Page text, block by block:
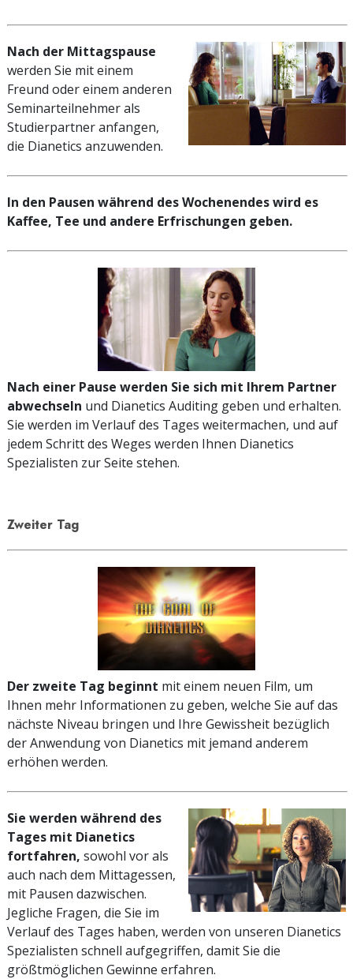
Nach der Mittagspause
werden Sie mit einem
Freund oder einem anderen
Seminarteilnehmer als
Studierpartner anfangen,
die Dianetics anzuwenden.
In den Pausen während des Wochenendes wird es
Kaffee, Tee und andere Erfrischungen geben.
Nach einer Pause werden Sie sich mit Ihrem Partner
abwechseln und Dianetics Auditing geben und erhalten.
Sie werden im Verlauf des Tages weitermachen, und auf
jedem Schritt des Weges werden Ihnen Dianetics
Spezialisten zur Seite stehen.
Zweiter Tag
Der zweite Tag beginnt mit einem neuen Film, um
Ihnen mehr Informationen zu geben, welche Sie auf das
nächste Niveau bringen und Ihre Gewissheit bezüglich
der Anwendung von Dianetics mit jemand anderem
erhöhen werden.
Sie werden während des
Tages mit Dianetics
fortfahren, sowohl vor als
auch nach dem Mittagessen,
mit Pausen dazwischen.
Jegliche Fragen, die Sie im
Verlauf des Tages haben, werden von unseren Dianetics
Spezialisten schnell aufgegriffen, damit Sie die
größtmöglichen Gewinne erfahren.